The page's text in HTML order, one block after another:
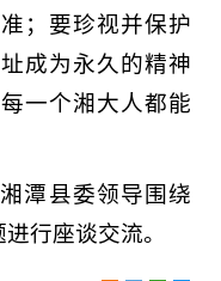
；要珍视并保护
成为永久的精神
一个湘大人都能
潭县委领导围绕
行座谈交流。